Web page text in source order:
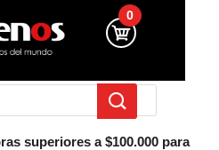
0
superiores a $100.000 para